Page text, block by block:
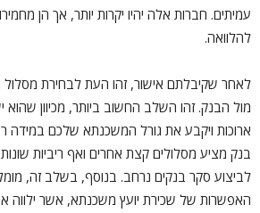
עמיתים. חברות אלה יהיו יקרות יותר, אך הן
להלוואה.
לאחר שקיבלתם אישור, זהו העת לבחירת מסלול
מול הבנק. זהו השלב החשוב ביותר, מכיוון שהוא
ארוכות ויקבע את גורל המשכנתא שלכם במידה
בנק מציע מסלולים קצת אחרים ואף ריביות
לביצוע סקר בנקים נרחב. בנוסף, בשלב זה,
האפשרות של שכירת יועץ משכנתא, אשר ילווה